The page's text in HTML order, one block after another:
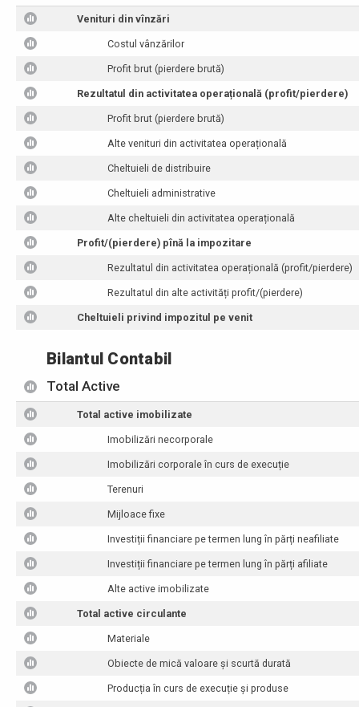
Venituri din vînzări
Costul vânzărilor
Profit brut (pierdere brută)
Rezultatul din activitatea operațională (profit/pierdere)
Profit brut (pierdere brută)
Alte venituri din activitatea operațională
Cheltuieli de distribuire
Cheltuieli administrative
Alte cheltuieli din activitatea operațională
Profit/(pierdere) pînă la impozitare
Rezultatul din activitatea operațională (profit/pierdere)
Rezultatul din alte activități profit/(pierdere)
Cheltuieli privind impozitul pe venit
Bilantul Contabil
Total Active
Total active imobilizate
Imobilizări necorporale
Imobilizări corporale în curs de execuție
Terenuri
Mijloace fixe
Investiții financiare pe termen lung în părți neafiliate
Investiții financiare pe termen lung în părți afiliate
Alte active imobilizate
Total active circulante
Materiale
Obiecte de mică valoare și scurtă durată
Producția în curs de execuție și produse